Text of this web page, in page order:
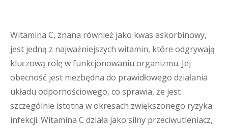
Witamina C, znana również jako kwas askorbinowy,
jest jedną z najważniejszych witamin, które odgrywają
kluczową rolę w funkcjonowaniu organizmu. Jej
obecność jest niezbędna do prawidłowego działania
układu odpornościowego, co sprawia, że jest
szczególnie istotna w okresach zwiększonego ryzyka
infekcji. Witamina C działa jako silny przeciwutleniacz,